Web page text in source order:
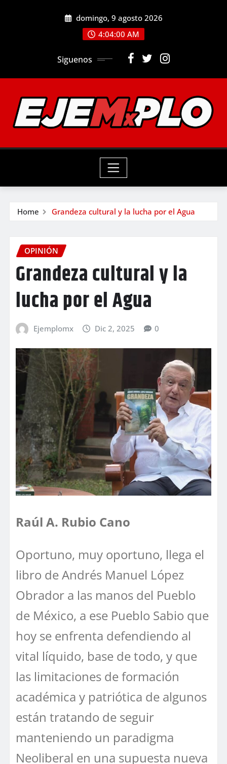
domingo, 9 agosto 2026
4:04:01 AM
Siguenos
Home Grandeza cultural y la lucha por el Agua
OPINIÓN
Grandeza cultural y la
lucha por el Agua
Ejemplomx Dic 2, 2025 0
Raúl A. Rubio Cano
Oportuno, muy oportuno, llega el
libro de Andrés Manuel López
Obrador a las manos del Pueblo
de México, a ese Pueblo Sabio que
hoy se enfrenta defendiendo al
vital líquido, base de todo, y que
las limitaciones de formación
académica y patriótica de algunos
están tratando de seguir
manteniendo un paradigma
Neoliberal en una supuesta nueva